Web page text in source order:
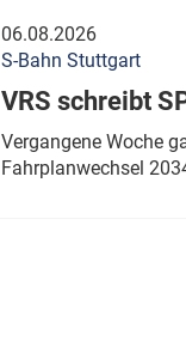
06.08.2026
S-Bahn Stuttgart
VRS schreibt
Vergangene Woche
Fahrplanwechsel